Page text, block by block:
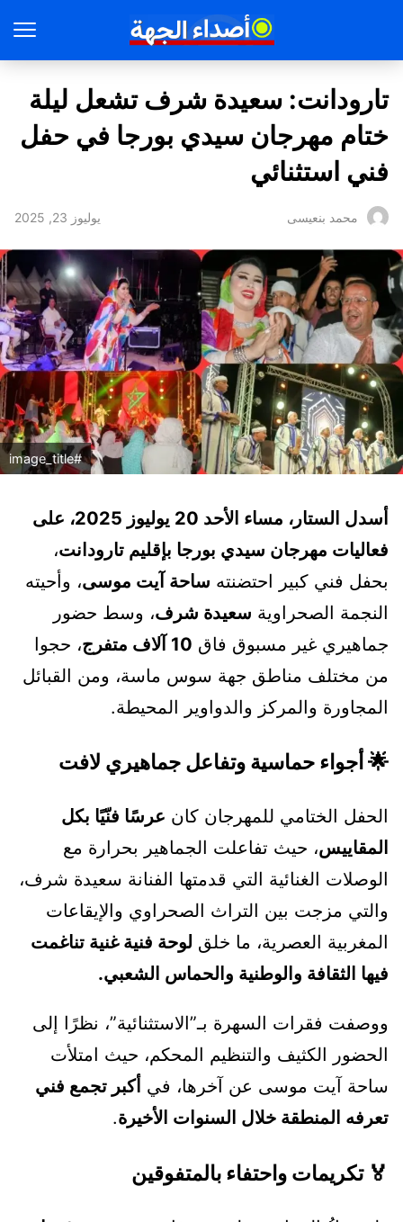
تارودانت: سعيدة شرف تشعل ليلة
ختام مهرجان سيدي بورجا في حفل
فني استثنائي
محمد بنعيسى يوليوز 23, 2025
#image_title
أسدل الستار، مساء الأحد 20 يوليوز 2025، على
فعاليات مهرجان سيدي بورجا بإقليم تارودانت،
بحفل فني كبير احتضنته ساحة آيت موسى، وأحيته
النجمة الصحراوية سعيدة شرف، وسط حضور
جماهيري غير مسبوق فاق 10 آلاف متفرج
، حجوا
من مختلف مناطق جهة سوس ماسة، ومن القبائل
المجاورة والمركز والدواوير المحيطة.
🌟 أجواء حماسية وتفاعل جماهيري لافت
الحفل الختامي للمهرجان كان عرسًا فنّيًا بكل
المقاييس، حيث تفاعلت الجماهير بحرارة مع
الوصلات الغنائية التي قدمتها الفنانة سعيدة شرف،
والتي مزجت بين التراث الصحراوي والإيقاعات
المغربية العصرية، ما خلق لوحة فنية غنية تناغمت
فيها الثقافة والوطنية والحماس الشعبي.
ووصفت فقرات السهرة بـ”الاستثنائية”، نظرًا إلى
الحضور الكثيف والتنظيم المحكم، حيث امتلأت
ساحة آيت موسى عن آخرها، في أكبر تجمع فني
تعرفه المنطقة خلال السنوات الأخيرة.
🏅 تكريمات واحتفاء بالمتفوقين